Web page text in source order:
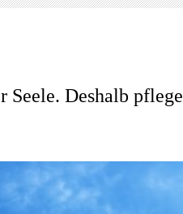
Seele. Deshalb pflege